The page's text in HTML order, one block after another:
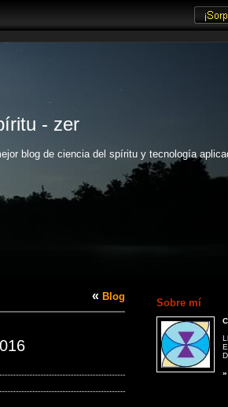
- zer
blog de ciencia del spíritu y tecnología
« Blog
Sobre mí
»